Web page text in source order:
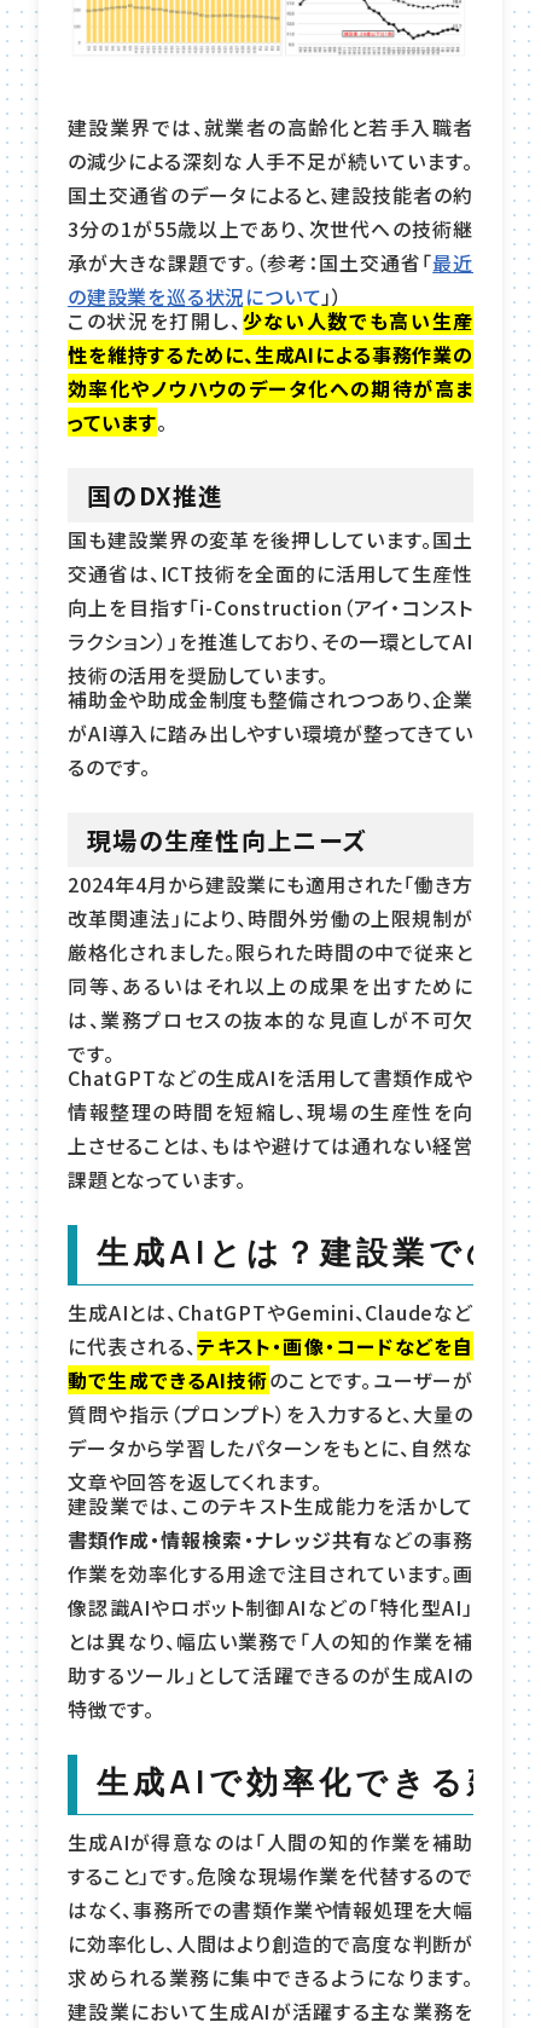
建設業界では、就業者の高齢化と若手入職者
の減少による深刻な人手不足が続いています。
国土交通省のデータによると、建設技能者の約
3分の1が55歳以上であり、次世代への技術継
承が大きな課題です。（参考：国土交通省「最近
の建設業を巡る状況について」）
この状況を打開し、少ない人数でも高い生産
性を維持するために、生成AIによる事務作業の
効率化やノウハウのデータ化への期待が高ま
っています。
国のDX推進
国も建設業界の変革を後押ししています。国土
交通省は、ICT技術を全面的に活用して生産性
向上を目指す「i-Construction（アイ・コンスト
ラクション）」を推進しており、その一環としてAI
技術の活用を奨励しています。
補助金や助成金制度も整備されつつあり、企業
がAI導入に踏み出しやすい環境が整ってきてい
るのです。
現場の生産性向上ニーズ
2024年4月から建設業にも適用された「働き方
改革関連法」により、時間外労働の上限規制が
厳格化されました。限られた時間の中で従来と
同等、あるいはそれ以上の成果を出すために
は、業務プロセスの抜本的な見直しが不可欠
です。
ChatGPTなどの生成AIを活用して書類作成や
情報整理の時間を短縮し、現場の生産性を向
上させることは、もはや避けては通れない経営
課題となっています。
生成AIとは？建設業での
生成AIとは、ChatGPTやGemini、Claudeなど
に代表される、テキスト・画像・コードなどを自
動で生成できるAI技術のことです。ユーザーが
質問や指示（プロンプト）を入力すると、大量の
データから学習したパターンをもとに、自然な
文章や回答を返してくれます。
建設業では、このテキスト生成能力を活かして
書類作成・情報検索・ナレッジ共有などの事務
作業を効率化する用途で注目されています。画
像認識AIやロボット制御AIなどの「特化型AI」
とは異なり、幅広い業務で「人の知的作業を補
助するツール」として活躍できるのが生成AIの
特徴です。
生成AIで効率化できる建
生成AIが得意なのは「人間の知的作業を補助
すること」です。危険な現場作業を代替するので
はなく、事務所での書類作業や情報処理を大幅
に効率化し、人間はより創造的で高度な判断が
求められる業務に集中できるようになります。
建設業において生成AIが活躍する主な業務を